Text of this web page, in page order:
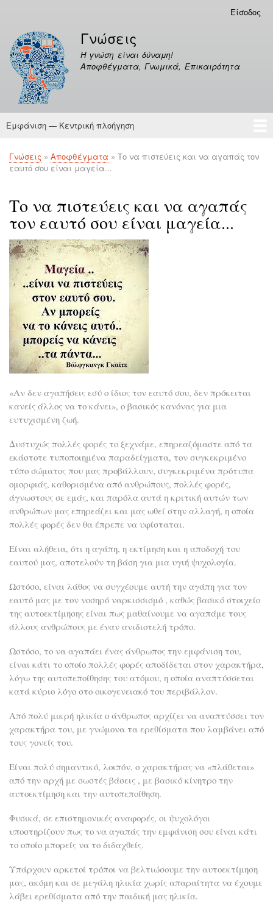
περιεχόμενο
λογαριασμού
χρήστη
Είσοδος
Γνώσεις
Η γνώση είναι δύναμη!
Αποφθέγματα, Γνωμικά, Επικαιρότητα
Κεντρική
Εμφάνιση — Κεντρική πλοήγηση
Γνώσεις
Αποφθέγματα
Breadcrumb
Γνώσεις Αποφθέγματα
Το να πιστεύεις και να αγαπάς τον
εαυτό σου είναι μαγεία...
Το να πιστεύεις και να αγαπάς
τον εαυτό σου είναι μαγεία...
«Αν δεν αγαπήσεις εσύ ο ίδιος τον εαυτό σου, δεν πρόκειται
κανείς άλλος να το κάνει», ο βασικός κανόνας για μια
ευτυχισμένη ζωή.
Δυστυχώς πολλές φορές το ξεχνάμε, επηρεαζόμαστε από τα
εκάστοτε τυποποιημένα παραδείγματα, τον συγκεκριμένο
τύπο σώματος που μας προβάλλουν, συγκεκριμένα πρότυπα
ομορφιάς, καθορισμένα από ανθρώπους, πολλές φορές,
άγνωστους σε εμάς, και παρόλα αυτά η κριτική αυτών των
ανθρώπων μας επηρεάζει και μας ωθεί στην αλλαγή, η οποία
πολλές φορές δεν θα έπρεπε να υφίσταται.
Είναι αλήθεια, ότι η αγάπη, η εκτίμηση και η αποδοχή του
εαυτού μας, αποτελούν τη βάση για μια υγιή ψυχολογία.
Ωστόσο, είναι λάθος να συγχέουμε αυτή την αγάπη για τον
εαυτό μας με τον νοσηρό ναρκισσισμό , καθώς βασικό στοιχείο
της αυτοεκτίμησης είναι πως μαθαίνουμε να αγαπάμε τους
άλλους ανθρώπους με έναν ανιδιοτελή τρόπο.
Ωστόσο, το να αγαπάει ένας άνθρωπος την εμφάνιση του,
είναι κάτι το οποίο πολλές φορές αποδίδεται στον χαρακτήρα,
λόγω της αυτοπεποίθησης του ατόμου, η οποία αναπτύσσεται
κατά κύριο λόγο στο οικογενειακό του περιβάλλον.
Από πολύ μικρή ηλικία ο άνθρωπος αρχίζει να αναπτύσσει τον
χαρακτήρα του, με γνώμονα τα ερεθίσματα που λαμβάνει από
τους γονείς του.
Είναι πολύ σημαντικό, λοιπόν, ο χαρακτήρας να «πλάθεται»
από την αρχή με σωστές βάσεις , με βασικό κίνητρο την
αυτοεκτίμηση και την αυτοπεποίθηση.
Φυσικά, σε επιστημονικές αναφορές, οι ψυχολόγοι
υποστηρίζουν πως το να αγαπάς την εμφάνιση σου είναι κάτι
το οποίο μπορείς να το διδαχθείς.
Υπάρχουν αρκετοί τρόποι να βελτιώσουμε την αυτοεκτίμηση
μας, ακόμη και σε μεγάλη ηλικία χωρίς απαραίτητα να έχουμε
λάβει ερεθίσματα από την παιδική μας ηλικία.